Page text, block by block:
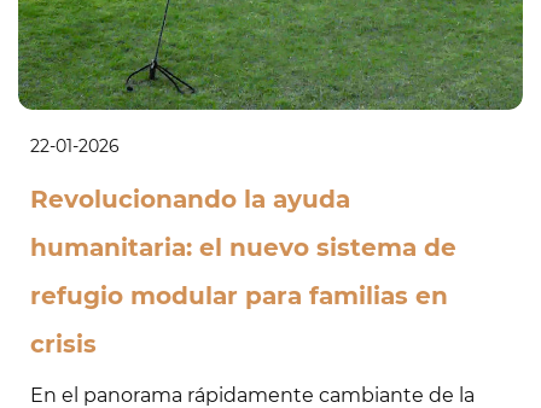
22-01-2026
Revolucionando la ayuda
humanitaria: el nuevo sistema de
refugio modular para familias en
crisis
En el panorama rápidamente cambiante de la